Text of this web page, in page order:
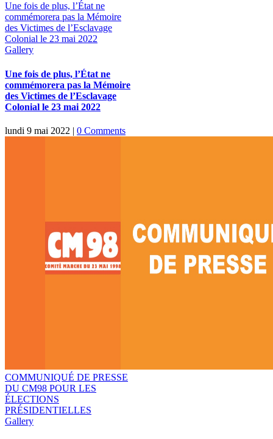
Une fois de plus, l’État ne
commémorera pas la Mémoire
des Victimes de l’Esclavage
Colonial le 23 mai 2022
Gallery
Une fois de plus, l’État ne
commémorera pas la Mémoire
des Victimes de l’Esclavage
Colonial le 23 mai 2022
lundi 9 mai 2022 | 0 Comments
COMMUNIQUÉ DE PRESSE
DU CM98 POUR LES
ÉLECTIONS
PRÉSIDENTIELLES
Gallery